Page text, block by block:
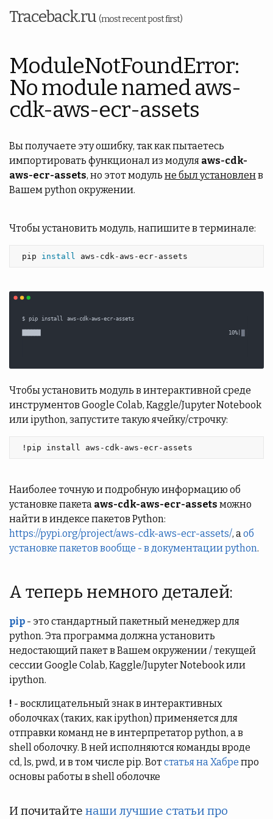
Traceback.ru (most recent post first)
ModuleNotFoundError:
No module named aws-
cdk-aws-ecr-assets
Вы получаете эту ошибку, так как пытаетесь
импортировать функционал из модуля aws-cdk-
aws-ecr-assets, но этот модуль не был установленв
Вашем python окружении.
Чтобы установить модуль, напишите в терминале:
pip install aws-cdk-aws-ecr-assets
Чтобы установить модуль в интерактивной среде
инструментов Google Colab, Kaggle/Jupyter Notebook
или ipython, запустите такую ячейку/строчку:
!pip install aws-cdk-aws-ecr-assets
Наиболее точную и подробную информацию об
установке пакета aws-cdk-aws-ecr-assets можно
найти в индексе пакетов Python:
https://pypi.org/project/aws-cdk-aws-ecr-assets/, аоб
установке пакетов вообще - в документации python.
А теперь немного деталей:
pip - это стандартный пакетный менеджер для
python. Эта программа должна установить
недостающий пакет в Вашем окружении / текущей
сессии Google Colab, Kaggle/Jupyter Notebook или
ipython.
! - восклицательный знак в интерактивных
оболочках (таких, как ipython) применяется для
отправки команд не в интерпретатор python, а в
shell оболочку. В ней исполняются команды вроде
cd, ls, pwd, и в том числе pip. Вотстатья на Хабре про
основы работы в shell оболочке
И почитайте наши лучшие статьи про